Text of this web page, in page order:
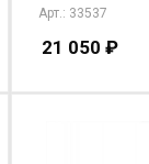
Арт.: 33537
21 050 ₽